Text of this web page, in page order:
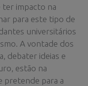
impacto na
para este tipo de
universitários
A vontade dos
debater ideias e
estão na
pretende para a